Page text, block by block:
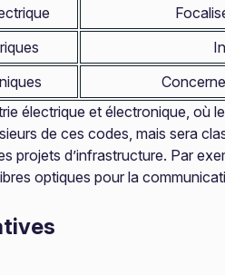
électrique et électronique,
de ces codes, mais sera
d’infrastructure. Par
optiques pour la